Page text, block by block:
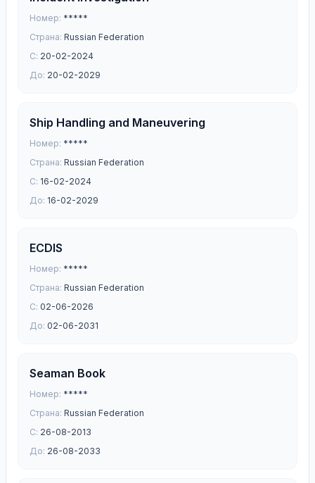
Номер: *****
Страна: Russian Federation
С: 20-02-2024
До: 20-02-2029
Ship Handling and Maneuvering
Номер: *****
Страна: Russian Federation
С: 16-02-2024
До: 16-02-2029
ECDIS
Номер: *****
Страна: Russian Federation
С: 02-06-2026
До: 02-06-2031
Seaman Book
Номер: *****
Страна: Russian Federation
С: 26-08-2013
До: 26-08-2033